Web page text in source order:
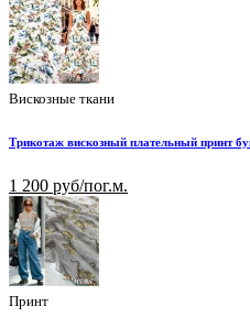
Вискозные ткани
Трикотаж вискозный плательный принт
1 200 руб/пог.м.
Принт